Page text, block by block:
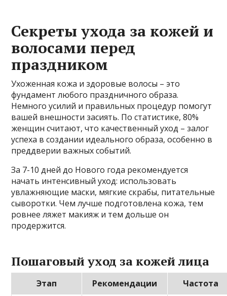
Секреты ухода за кожей и
волосами перед
праздником
Ухоженная кожа и здоровые волосы – это
фундамент любого праздничного образа.
Немного усилий и правильных процедур помогут
вашей внешности засиять. По статистике, 80%
женщин считают, что качественный уход – залог
успеха в создании идеального образа, особенно в
преддверии важных событий.
За 7-10 дней до Нового года рекомендуется
начать интенсивный уход: использовать
увлажняющие маски, мягкие скрабы, питательные
сыворотки. Чем лучше подготовлена кожа, тем
ровнее ляжет макияж и тем дольше он
продержится.
Пошаговый уход за кожей лица
Этап Рекомендации
Частота